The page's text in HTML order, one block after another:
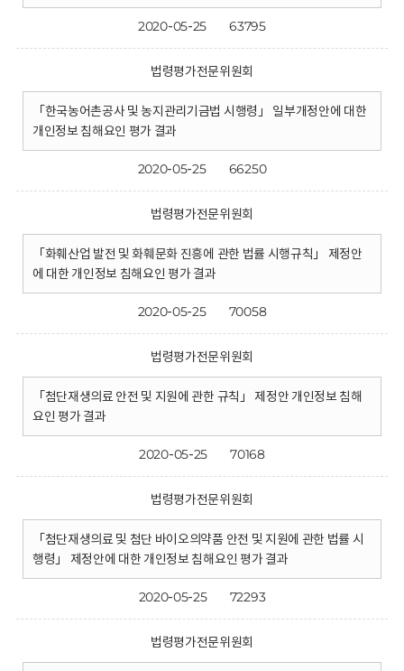
2020-05-25 63795
법령평가전문위원회
「한국농어촌공사 및 농지관리기금법 시행령」 일부개정안에 대한
개인정보 침해요인 평가 결과
2020-05-25 66250
법령평가전문위원회
「화훼산업 발전 및 화훼문화 진흥에 관한 법률 시행규칙」 제정안
에 대한 개인정보 침해요인 평가 결과
2020-05-25 70058
법령평가전문위원회
「첨단재생의료 안전 및 지원에 관한 규칙」 제정안 개인정보 침해
요인 평가 결과
2020-05-25 70168
법령평가전문위원회
「첨단재생의료 및 첨단 바이오의약품 안전 및 지원에 관한 법률 시
행령」 제정안에 대한 개인정보 침해요인 평가 결과
2020-05-25 72293
법령평가전문위원회